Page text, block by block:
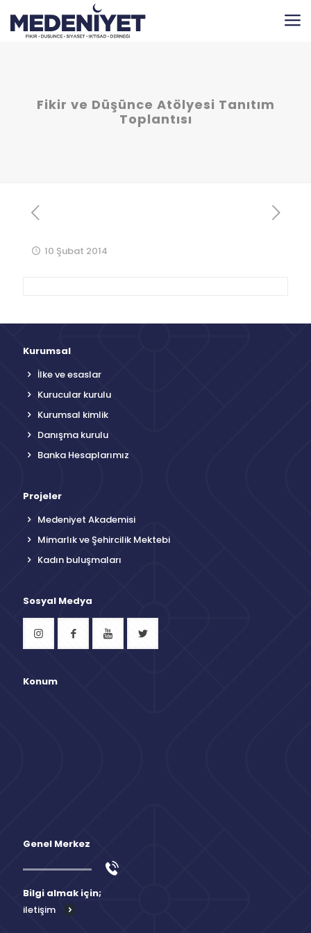
Fikir ve Düşünce Atölyesi Tanıtım
Toplantısı
10 Şubat 2014
Kurumsal
İlke ve esaslar
Kurucular kurulu
Kurumsal kimlik
Danışma kurulu
Banka Hesaplarımız
Projeler
Medeniyet Akademisi
Mimarlık ve Şehircilik Mektebi
Kadın buluşmaları
Sosyal Medya
Konum
Genel Merkez
Bilgi almak için;
iletişim